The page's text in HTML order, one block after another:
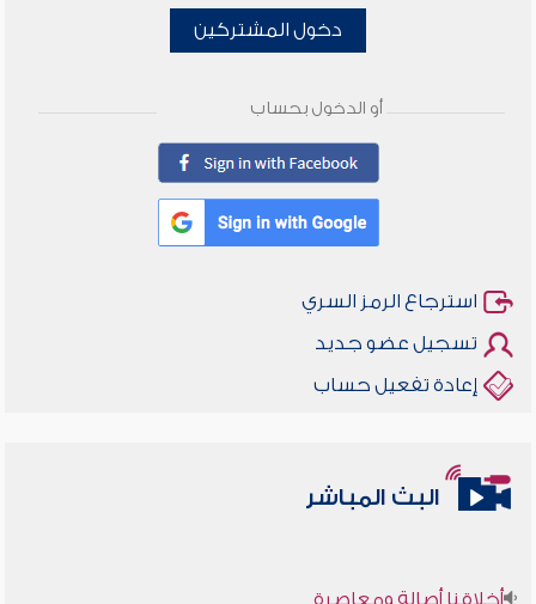
دخول المشتركين
أو الدخول بحساب
استرجاع الرمز السري
تسجيل عضو جديد
إعادة تفعيل حساب
البث المباشر
أخلاقنا أصالة ومعاصرة